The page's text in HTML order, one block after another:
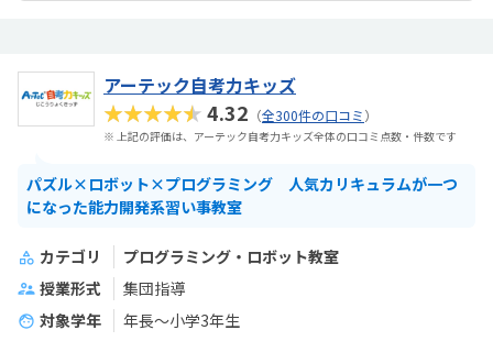
アーテック自考力キッズ
★★★★★4.32 （全300件の口コミ）
※ 上記の評価は、アーテック自考力キッズ全体の口コミ点数・件数です
パズル×ロボット×プログラミング 人気カリキュラムが一つ
になった能力開発系習い事教室
カテゴリ
プログラミング・ロボット教室
授業形式
集団指導
対象学年
年長～小学3年生